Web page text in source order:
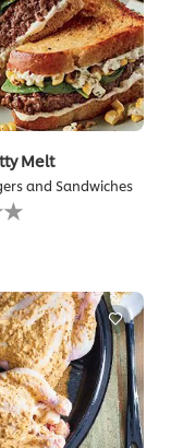
Melt
and Sandwiches